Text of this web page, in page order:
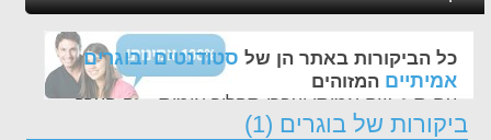
כל הביקורות באתר הן של סטודנטים ובוגרים
אמיתיים המזוהים
עם ת.ז, שם אמיתי ועברו תהליך אימות - זה הערך
החשוב לנו ביותר באתר
ביקורות של בוגרים (1)